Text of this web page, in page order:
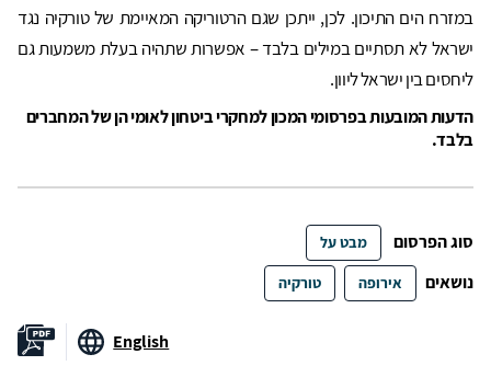
במזרח הים התיכון. לכן, ייתכן שגם הרטוריקה המאיימת של טורקיה נגד
ישראל לא תסתיים במילים בלבד – אפשרות שתהיה בעלת משמעות גם
ליחסים בין ישראל ליוון.
הדעות המובעות בפרסומי המכון למחקרי ביטחון לאומי הן של המחברים
בלבד.
סוג הפרסום מבט על
נושאים אירופה טורקיה
English